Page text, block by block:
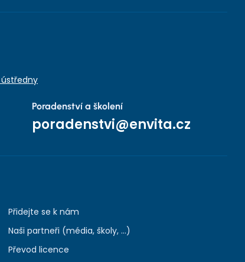
Poradenství a školení
poradenstvi@envita.cz
Přidejte se k nám
Naši partneři (média, školy, ...)
Převod licence